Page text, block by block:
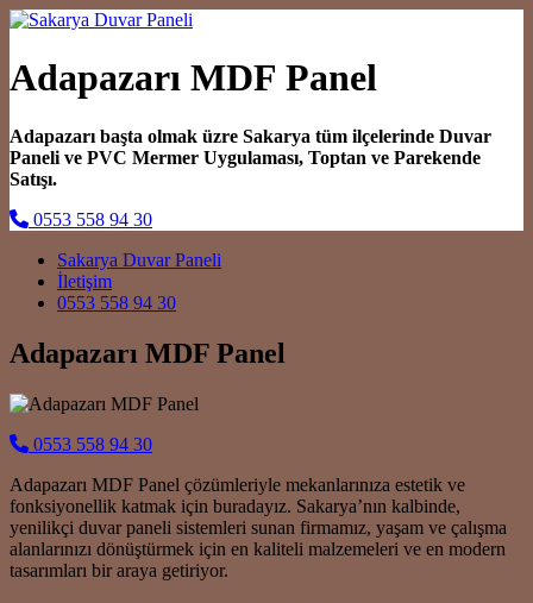
Adapazarı MDF Panel
Adapazarı başta olmak üzre Sakarya tüm ilçelerinde Duvar
Paneli ve PVC Mermer Uygulaması, Toptan ve Parekende
Satışı.
0553 558 94 30
Main Navigation
Sakarya Duvar Paneli
İletişim
0553 558 94 30
Adapazarı MDF Panel
0553 558 94 30
Adapazarı MDF Panel çözümleriyle mekanlarınıza estetik ve
fonksiyonellik katmak için buradayız. Sakarya’nın kalbinde,
yenilikçi duvar paneli sistemleri sunan firmamız, yaşam ve çalışma
alanlarınızı dönüştürmek için en kaliteli malzemeleri ve en modern
tasarımları bir araya getiriyor.